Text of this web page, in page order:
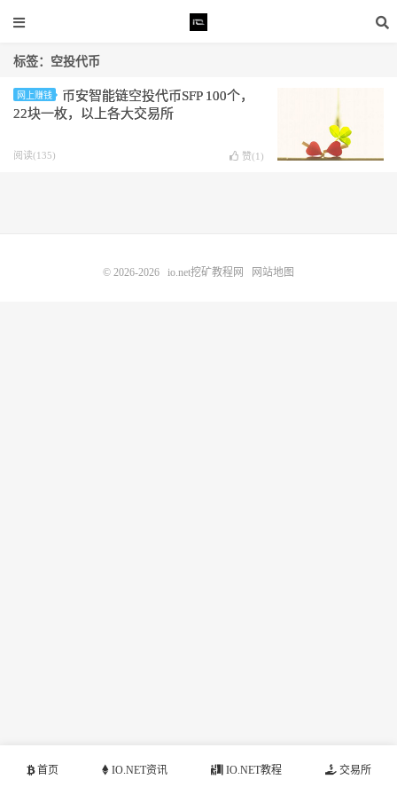
标签：空投代币
网上赚钱
币安智能链空投代币SFP 100个，
22块一枚，以上各大交易所
阅读(135) 赞(1 )
首页 IO.NET资讯 IO.NET教程 交易所
© 2026-2026 io.net挖矿教程网 网站地图